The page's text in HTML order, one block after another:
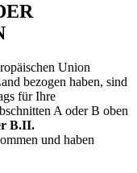
Union
bezogen haben, sind
für Ihre
A oder B oben
B.II.
und haben